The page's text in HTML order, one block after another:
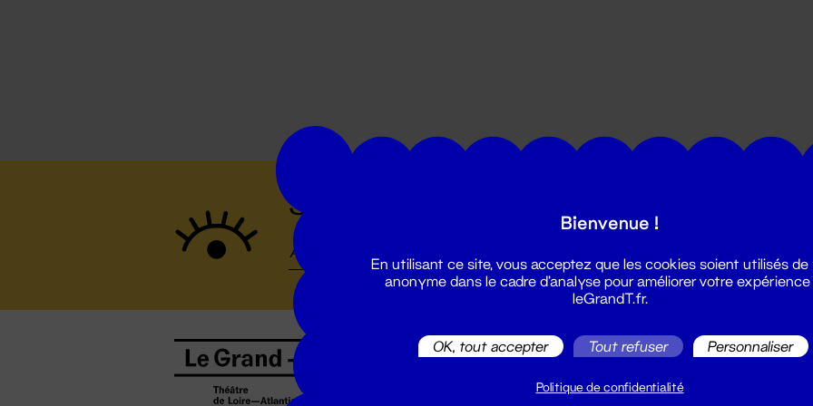
Suivez toutes les actualités du Grand T :
Billetterie
billetterie@leGrandT.fr
Bienvenue !
En utilisant ce site, vous acceptez que les cookies soient utilisés de
anonyme dans le cadre d'analyse pour améliorer votre
leGrandT.fr.
OK, tout accepter Tout refuser Personnaliser
Politique de confidentialité